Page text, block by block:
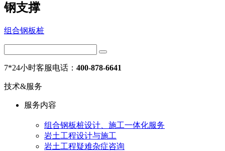
钢支撑
组合钢板桩
7*24小时客服电话： 400-878-6641
技术&服务
服务内容
组合钢板桩设计、施工一体化服务
岩土工程设计与施工
岩土工程疑难杂症咨询